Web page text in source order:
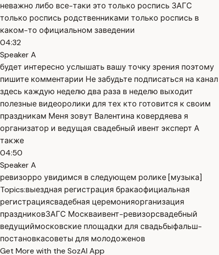
неважно либо все-таки это только роспись ЗАГС
только роспись родственниками только роспись в
каком-то официальном заведении
04:32
Speaker A
будет интересно услышать вашу точку зрения поэтому
пишите комментарии Не забудьте подписаться на канал
здесь каждую неделю два раза в неделю выходит
полезные видеоролики для тех кто готовится к своим
праздникам Меня зовут Валентина ковердяева я
организатор и ведущая свадебный ивент эксперт А
также
04:50
Speaker A
ревизорро увидимся в следующем ролике [музыка]
Topics:выездная регистрация бракаофициальная
регистрациясвадебная церемонияорганизация
праздниковЗАГС Москваивент-ревизорсвадебный
ведущиймосковские площадки для свадьбыфальш-
постановкасоветы для молодоженов
Get More with the SozAI App